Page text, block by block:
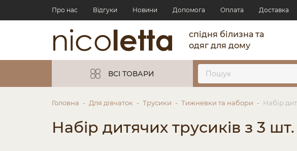
Про нас Відгуки Новини Допомога Оплата Доставка
спідня білизна та
одяг для дому
ВСІ ТОВАРИ
Головна Для дівчаток Трусики Тижневки та набори Набір
Набір дитячих трусиків з 3